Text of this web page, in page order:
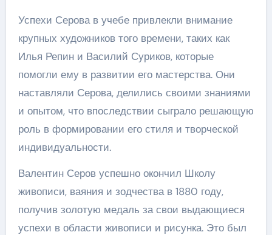
Успехи Серова в учебе привлекли внимание
крупных художников того времени, таких как
Илья Репин и Василий Суриков, которые
помогли ему в развитии его мастерства. Они
наставляли Серова, делились своими знаниями
и опытом, что впоследствии сыграло решающую
роль в формировании его стиля и творческой
индивидуальности.
Валентин Серов успешно окончил Школу
живописи, ваяния и зодчества в 1880 году,
получив золотую медаль за свои выдающиеся
успехи в области живописи и рисунка. Это был